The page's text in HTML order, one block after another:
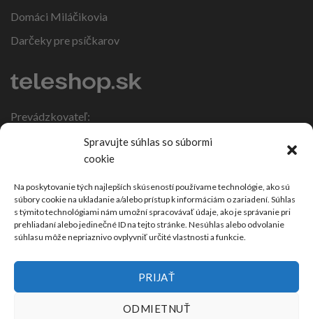
Spravujte súhlas so súbormi
cookie
Na poskytovanie tých najlepších skúseností používame technológie, ako sú
súbory cookie na ukladanie a/alebo prístup k informáciám o zariadení. Súhlas
s týmito technológiami nám umožní spracovávať údaje, ako je správanie pri
prehliadaní alebo jedinečné ID na tejto stránke. Nesúhlas alebo odvolanie
súhlasu môže nepriaznivo ovplyvniť určité vlastnosti a funkcie.
PRIJAŤ
ODMIETNUŤ
Domáci Miláčikovia
Darčeky pre psíčkarov
Prevádzkovateľ:
DIČ: 1086270988
924 01 Galanta
Slovensko